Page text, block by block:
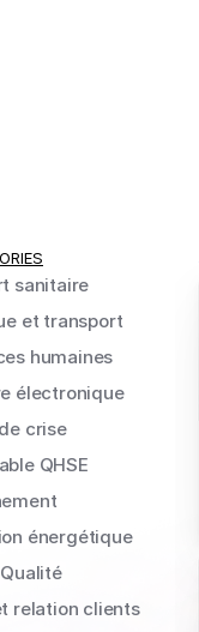
sanitaire
et transport
humaines
électronique
crise
QHSE
énergétique
relation clients